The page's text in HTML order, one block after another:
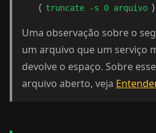
( truncate -s 0 arquivo )
Uma observação sobre o
um arquivo que um serviço
devolve o espaço. Sobre
arquivo aberto, veja